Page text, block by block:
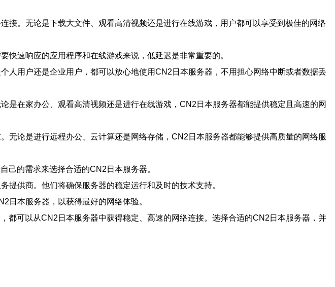
接。无论是下载大文件、观看高清视频还是进行在线游戏，用户都可以享受到极佳的网络
快速响应的应用程序和在线游戏来说，低延迟是非常重要的。
人用户还是企业用户，都可以放心地使用CN2日本服务器，不用担心网络中断或者数据丢
在家办公、观看高清视频还是进行在线游戏，CN2日本服务器都能提供稳定且高速的网
论是进行远程办公、云计算还是网络存储，CN2日本服务器都能够提供高质量的网络服
己的需求来选择合适的CN2日本服务器。
提供商。他们将确保服务器的稳定运行和及时的技术支持。
日本服务器，以获得最好的网络体验。
可以从CN2日本服务器中获得稳定、高速的网络连接。选择合适的CN2日本服务器，并